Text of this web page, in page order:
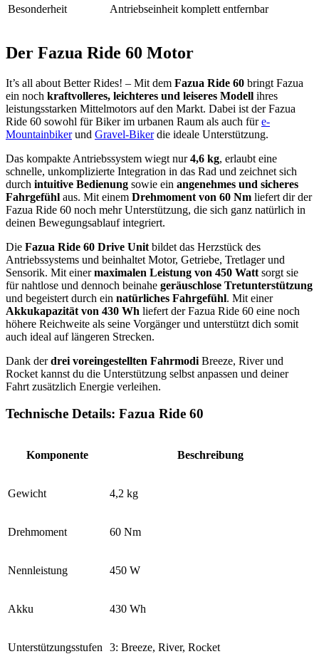
Besonderheit Antriebseinheit komplett entfernbar
Der Fazua Ride 60 Motor
It’s all about Better Rides! – Mit dem Fazua Ride 60 bringt Fazua
ein noch kraftvolleres, leichteres und leiseres Modell ihres
leistungsstarken Mittelmotors auf den Markt. Dabei ist der Fazua
Ride 60 sowohl für Biker im urbanen Raum als auch füre-
Mountainbikerund Gravel-Bikerdie ideale Unterstützung.
Das kompakte Antriebssystem wiegt nur4,6 kg, erlaubt eine
schnelle, unkomplizierte Integration in das Rad und zeichnet sich
durch intuitive Bedienung sowie ein angenehmes und sicheres
Fahrgefühl aus. Mit einem Drehmoment von 60 Nm liefert dir der
Fazua Ride 60 noch mehr Unterstützung, die sich ganz natürlich in
deinen Bewegungsablauf integriert.
Die Fazua Ride 60 Drive Unit bildet das Herzstück des
Antriebssystems und beinhaltet Motor, Getriebe, Tretlager und
Sensorik. Mit einermaximalen Leistung von 450 Watt sorgt sie
für nahtlose und dennoch beinahe geräuschlose Tretunterstützung
und begeistert durch ein natürliches Fahrgefühl. Mit einer
Akkukapazität von 430 Wh liefert der Fazua Ride 60 eine noch
höhere Reichweite als seine Vorgänger und unterstützt dich somit
auch ideal auf längeren Strecken.
Dank derdrei voreingestellten Fahrmodi Breeze, River und
Rocket kannst du die Unterstützung selbst anpassen und deiner
Fahrt zusätzlich Energie verleihen.
Technische Details: Fazua Ride 60
Komponente Beschreibung
Gewicht 4,2 kg
Drehmoment 60 Nm
Nennleistung 450 W
Akku 430 Wh
Unterstützungsstufen 3: Breeze, River, Rocket